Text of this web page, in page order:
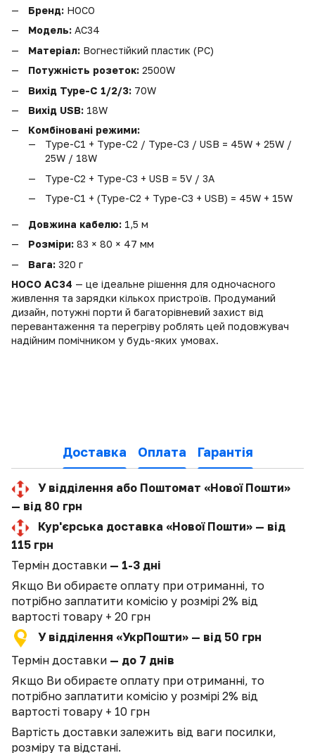
Бренд: HOCO
Модель: AC34
Матеріал: Вогнестійкий пластик (PC)
Потужність розеток: 2500W
Вихід Type-C 1/2/3: 70W
Вихід USB: 18W
Комбіновані режими:
Type-C1 + Type-C2 / Type-C3 / USB = 45W + 25W /
25W / 18W
Type-C2 + Type-C3 + USB = 5V / 3A
Type-C1 + (Type-C2 + Type-C3 + USB) = 45W + 15W
Довжина кабелю: 1,5 м
Розміри: 83 × 80 × 47 мм
Вага: 320 г
HOCO AC34 — це ідеальне рішення для одночасного
живлення та зарядки кількох пристроїв. Продуманий
дизайн, потужні порти й багаторівневий захист від
перевантаження та перегріву роблять цей подовжувач
надійним помічником у будь-яких умовах.
Доставка Оплата Гарантія
У відділення або Поштомат «Нової Пошти»
— від 80 грн
Кур'єрська доставка «Нової Пошти» — від
115 грн
Термін доставки — 1-3 дні
Якщо Ви обираєте оплату при отриманні, то
потрібно заплатити комісію у розмірі 2% від
вартості товару + 20 грн
У відділення «УкрПошти» — від 50 грн
Термін доставки — до 7 днів
Якщо Ви обираєте оплату при отриманні, то
потрібно заплатити комісію у розмірі 2% від
вартості товару + 10 грн
Вартість доставки залежить від ваги посилки,
розміру та відстані.